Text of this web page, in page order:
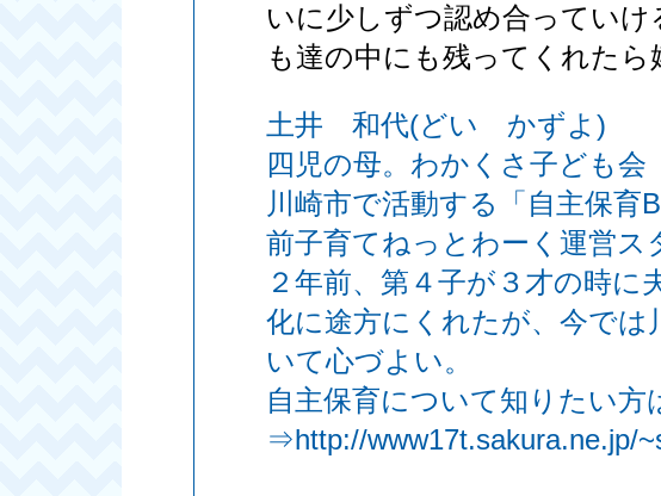
いに少しずつ認め合ってい
も達の中にも残ってくれたら
土井 和代(どい かずよ)
四児の母。わかくさ子ども会
川崎市で活動する「自主保
前子育てねっとわーく運営ス
２年前、第４子が３才の時
化に途方にくれたが、今で
いて心づよい。
自主保育について知りたい方
⇒http://www17t.sakura.ne.jp/